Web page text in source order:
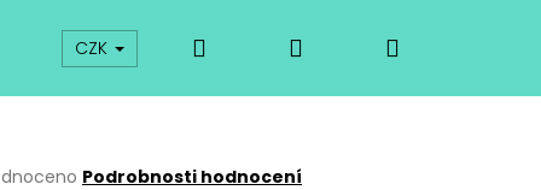
Kurzy Odkazy O vykrajovátkách
CZK Přihlášení
Podrobnosti hodnocení